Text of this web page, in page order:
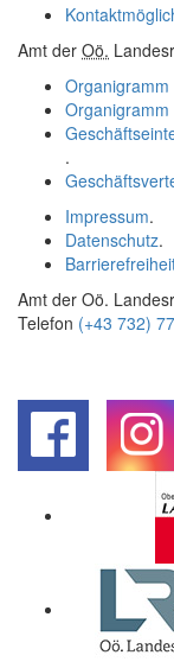
Amt der Oö.
Organigramm
.
Impressum.
Datenschutz.
Amt der Oö.
Telefon (+43 732)